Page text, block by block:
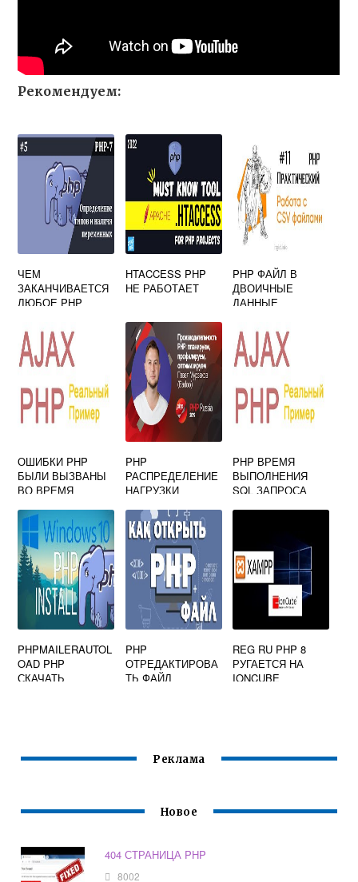
Рекомендуем:
ЧЕМ
ЗАКАНЧИВАЕТСЯ
ЛЮБОЕ PHP
HTACCESS PHP
НЕ РАБОТАЕТ
PHP ФАЙЛ В
ДВОИЧНЫЕ
ДАННЫЕ
ОШИБКИ PHP
БЫЛИ ВЫЗВАНЫ
ВО ВРЕМЯ
PHP
РАСПРЕДЕЛЕНИЕ
НАГРУЗКИ
PHP ВРЕМЯ
ВЫПОЛНЕНИЯ
SQL ЗАПРОСА
PHPMAILERAUTOL
OAD PHP
СКАЧАТЬ
PHP
ОТРЕДАКТИРОВА
ТЬ ФАЙЛ
REG RU PHP 8
РУГАЕТСЯ НА
IONCUBE
Реклама
Новое
404 СТРАНИЦА PHP
8002